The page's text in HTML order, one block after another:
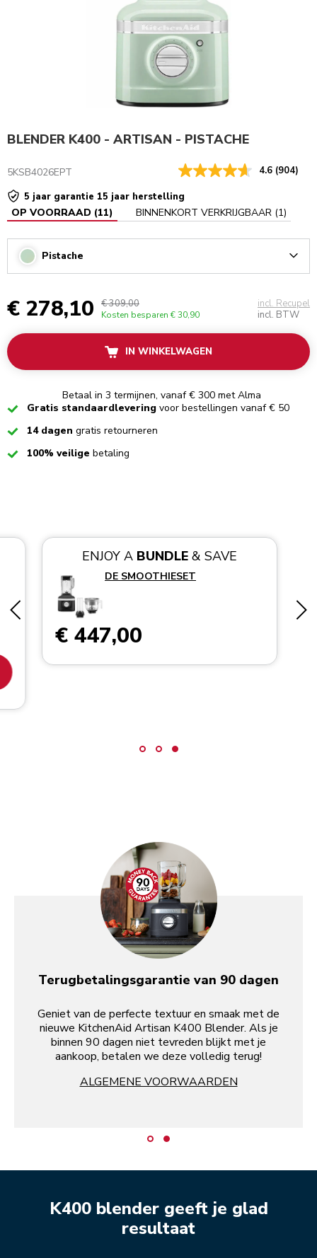
BLENDER K400 - ARTISAN - PISTACHE
5KSB4026EPT 4.6 (904)
5 jaar garantie 15 jaar herstelling
OP VOORRAAD (11) BINNENKORT VERKRIJGBAAR (1)
Pistache
€ 278,10 € 309,00
Kosten besparen € 30,90
incl. Recupel
incl. BTW
IN WINKELWAGEN
Betaal in 3 termijnen, vanaf € 300 met Alma
CheckedGratis standaardlevering voor bestellingen vanaf € 50
Checked14 dagen gratis retourneren
Checked100% veilige betaling
ENJOY A BUNDLE& SAVE
DE SMOOTHIESET
€ 447,00
Terugbetalingsgarantie van 90 dagen
Geniet van de perfecte textuur en smaak met de
nieuwe KitchenAid Artisan K400 Blender. Als je
binnen 90 dagen niet tevreden blijkt met je
aankoop, betalen we deze volledig terug!
ALGEMENE VOORWAARDEN
K400 blender geeft je glad
resultaat